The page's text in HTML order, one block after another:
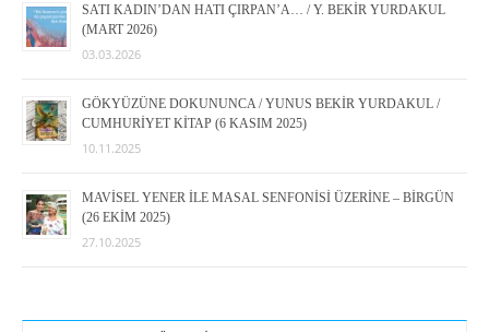
SATI KADIN’DAN HATI ÇIRPAN’A… / Y. BEKİR YURDAKUL
(MART 2026)
03.03.2026
GÖKYÜZÜNE DOKUNUNCA / YUNUS BEKİR YURDAKUL /
CUMHURİYET KİTAP (6 KASIM 2025)
10.11.2025
MAVİSEL YENER İLE MASAL SENFONİSİ ÜZERİNE – BİRGÜN
(26 EKİM 2025)
27.10.2025